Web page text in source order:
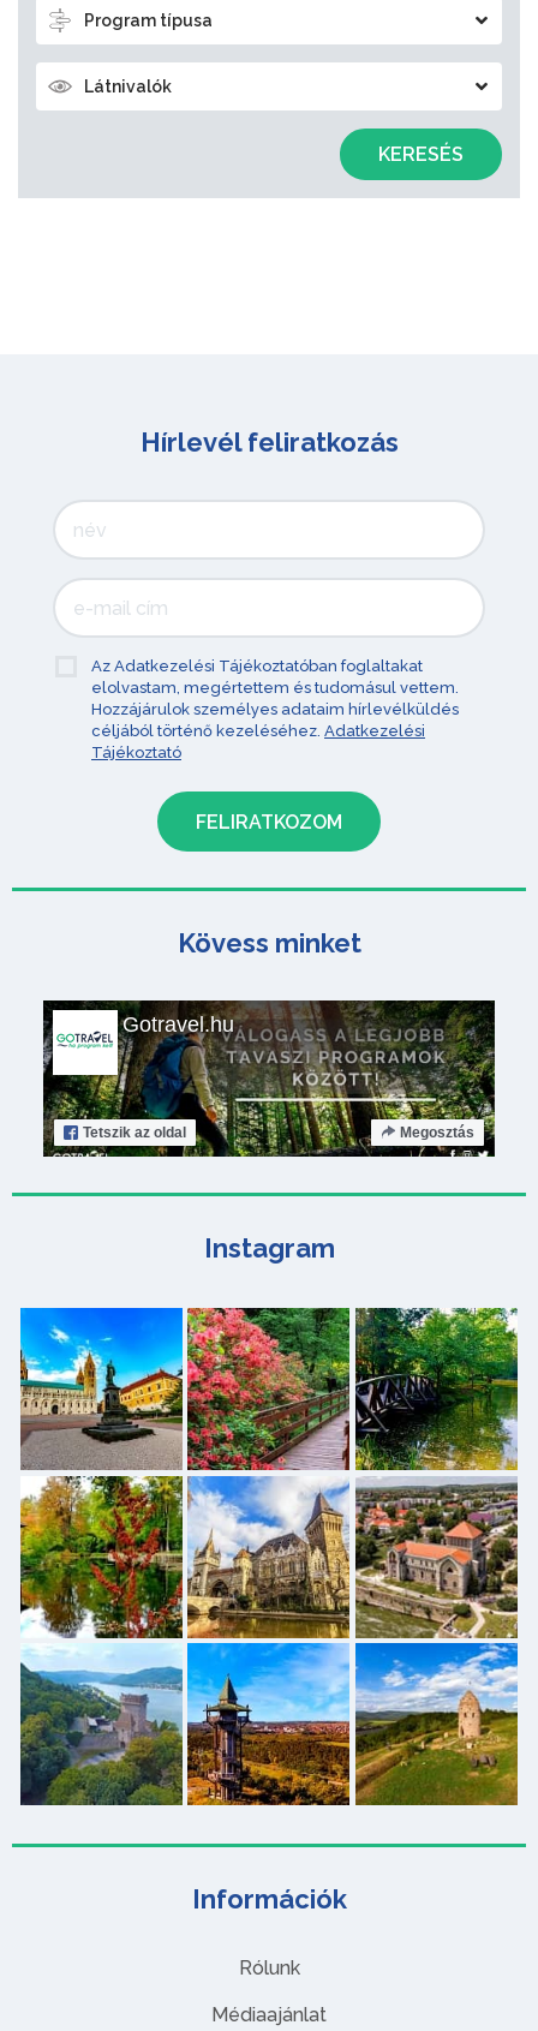
Program típusa
Látnivalók
KERESÉS
Információk
Rólunk
Médiaajánlat
Hírlevél feliratkozás
Az Adatkezelési Tájékoztatóban foglaltakat
elolvastam, megértettem és tudomásul vettem.
Hozzájárulok személyes adataim hírlevélküldés
céljából történő kezeléséhez. Adatkezelési
Tájékoztató
Kövess minket
Gotravel.hu
Tetszik az oldal Megosztás
Instagram